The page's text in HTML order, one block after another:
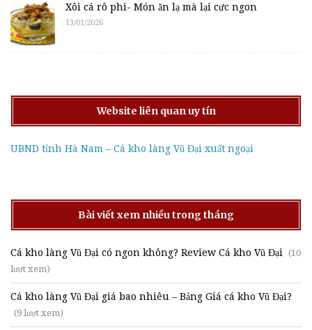
Xôi cá rô phi- Món ăn lạ mà lại cực ngon
13/01/2026
Website liên quan uy tín
UBND tỉnh Hà Nam – Cá kho làng Vũ Đại xuất ngoại
Bài viết xem nhiều trong tháng
Cá kho làng Vũ Đại có ngon không? Review Cá kho Vũ Đại (10
lượt xem)
Cá kho làng Vũ Đại giá bao nhiêu – Bảng Giá cá kho Vũ Đại?
(9 lượt xem)